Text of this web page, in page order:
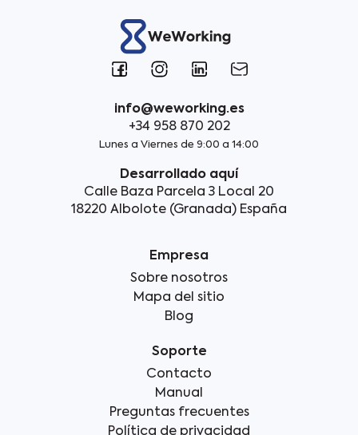
info@weworking.es
+34 958 870 202
Lunes a Viernes de 9:00 a 14:00
Desarrollado aquí
Calle Baza Parcela 3 Local 20
18220 Albolote (Granada) España
Empresa
Sobre nosotros
Mapa del sitio
Blog
Soporte
Contacto
Manual
Preguntas frecuentes
Política de privacidad